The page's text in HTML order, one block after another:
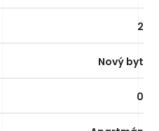
2
Nový byt
0